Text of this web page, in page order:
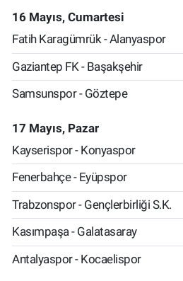
16 Mayıs, Cumartesi
Fatih Karagümrük - Alanyaspor
Gaziantep FK - Başakşehir
Samsunspor - Göztepe
17 Mayıs, Pazar
Kayserispor - Konyaspor
Fenerbahçe - Eyüpspor
Trabzonspor - Gençlerbirliği S.K.
Kasımpaşa - Galatasaray
Antalyaspor - Kocaelispor